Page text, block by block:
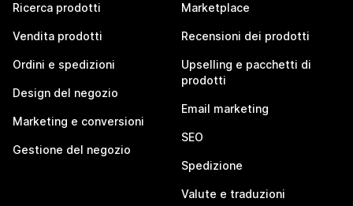
Ricerca prodotti
Vendita prodotti
Ordini e spedizioni
Design del negozio
Marketing e conversioni
Gestione del negozio
Marketplace
Recensioni dei prodotti
Upselling e pacchetti di
prodotti
Email marketing
SEO
Spedizione
Valute e traduzioni